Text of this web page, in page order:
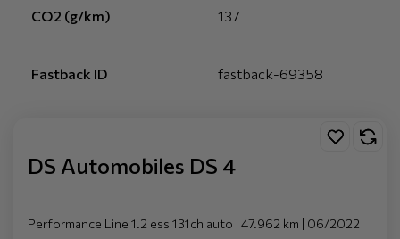
CO2 (g/km) 137
Fastback ID fastback-69358
DS Automobiles DS 4
Performance Line 1.2 ess 131ch auto | 47.962 km | 06/2022